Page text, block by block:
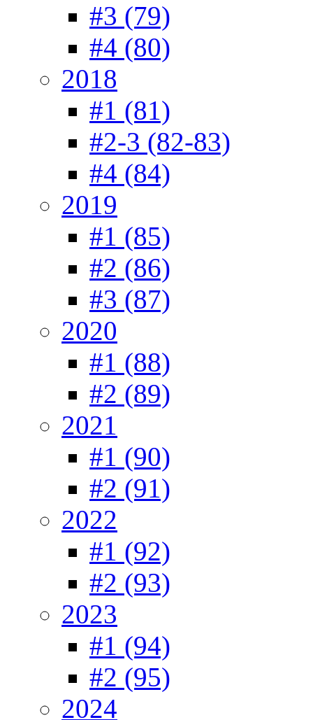
#3 (79)
#4 (80)
2018
#1 (81)
#2-3 (82-83)
#4 (84)
2019
#1 (85)
#2 (86)
#3 (87)
2020
#1 (88)
#2 (89)
2021
#1 (90)
#2 (91)
2022
#1 (92)
#2 (93)
2023
#1 (94)
#2 (95)
2024